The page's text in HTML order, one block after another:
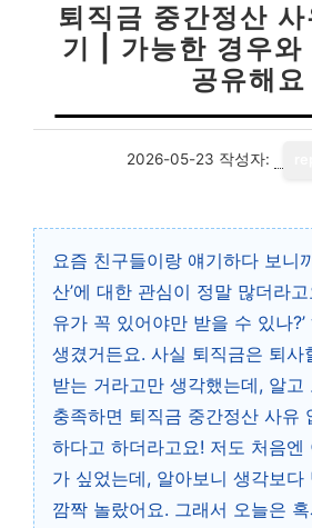
퇴직금 중간정산
기 | 가능한 경우와
공유해요
2026-05-23 작성자:
요즘 친구들이랑 얘기하다 보니
산’에 대한 관심이 정말 많더라
유가 꼭 있어야만 받을 수 있나
생겼거든요. 사실 퇴직금은 퇴사
받는 거라고만 생각했는데, 알
충족하면 퇴직금 중간정산 사유
하다고 하더라고요! 저도 처음엔
가 싶었는데, 알아보니 생각보다
깜짝 놀랐어요. 그래서 오늘은